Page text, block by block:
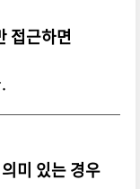
접근하면
미 있는 경우